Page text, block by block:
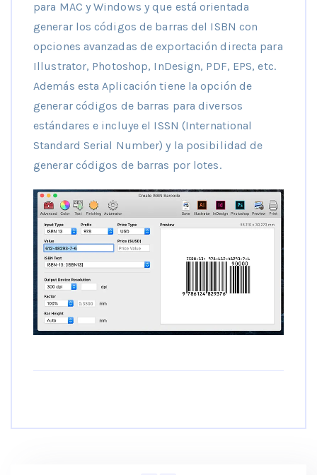
para MAC y Windows y que está orientada
generar los códigos de barras del ISBN con
opciones avanzadas de exportación directa para
Illustrator, Photoshop, InDesign, PDF, EPS, etc.
Además esta Aplicación tiene la opción de
generar códigos de barras para diversos
estándares e incluye el ISSN (International
Standard Serial Number) y la posibilidad de
generar códigos de barras por lotes.